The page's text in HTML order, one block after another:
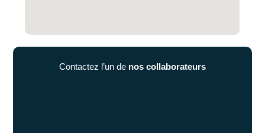
Contactez l’un de nos collaborateurs